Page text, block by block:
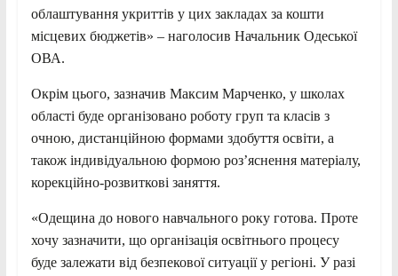
облаштування укриттів у цих закладах за кошти
місцевих бюджетів» – наголосив Начальник Одеської
ОВА.
Окрім цього, зазначив Максим Марченко, у школах
області буде організовано роботу груп та класів з
очною, дистанційною формами здобуття освіти, а
також індивідуальною формою роз’яснення матеріалу,
корекційно-розвиткові заняття.
«Одещина до нового навчального року готова. Проте
хочу зазначити, що організація освітнього процесу
буде залежати від безпекової ситуації у регіоні. У разі